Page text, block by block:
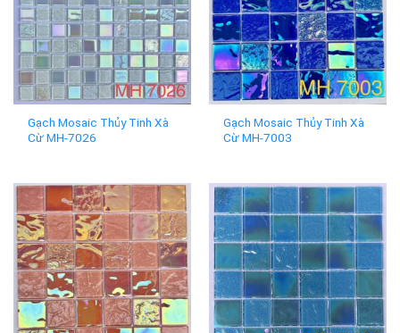
Gạch Mosaic Thủy Tinh Xà
Cừ MH-7026
Gạch Mosaic Thủy Tinh Xà
Cừ MH-7003